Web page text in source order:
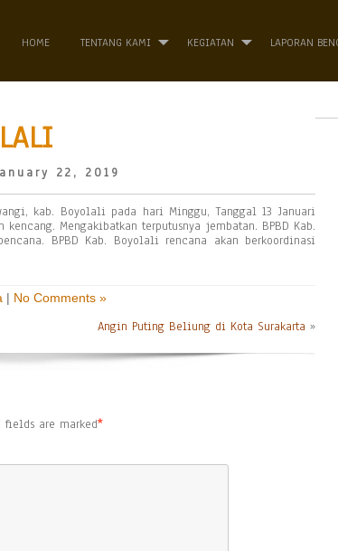
HOME TENTANG KAMI KEGIATAN LAPORAN
22, 2019
kab. Boyolali pada hari Minggu, Tanggal 13 Januari
Mengakibatkan terputusnya jembatan. BPBD Kab.
BPBD Kab. Boyolali rencana akan berkoordinasi
| No Comments »
Angin Puting Beliung di Kota Surakarta »
fields are marked*